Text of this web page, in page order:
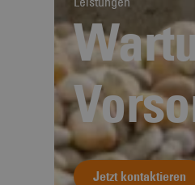
Jetzt kontaktieren